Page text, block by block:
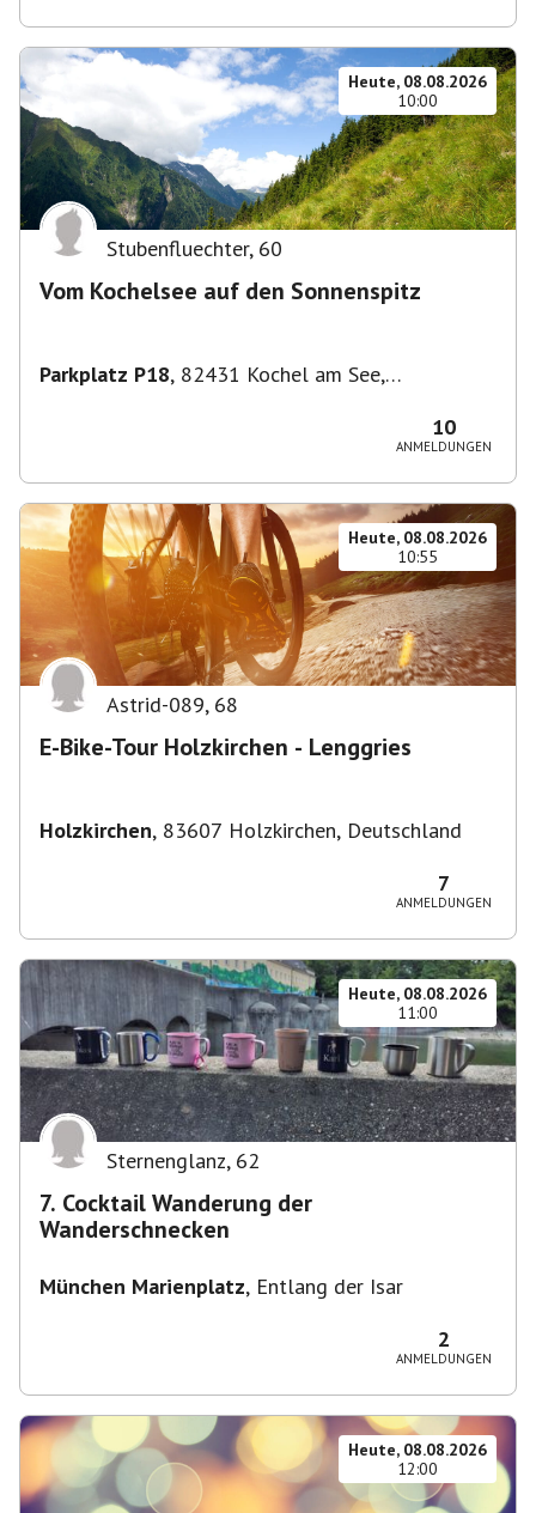
Heute, 08.08.2026
10:00
Stubenfluechter, 60
Vom Kochelsee auf den Sonnenspitz
Parkplatz P18, 82431 Kochel am See,
10
ANMELDUNGEN
Heute, 08.08.2026
10:55
Astrid-089, 68
E-Bike-Tour Holzkirchen - Lenggries
Holzkirchen, 83607 Holzkirchen, Deutschland
7
ANMELDUNGEN
Heute, 08.08.2026
11:00
Sternenglanz, 62
7. Cocktail Wanderung der
Wanderschnecken
München Marienplatz, Entlang der Isar
2
ANMELDUNGEN
Heute, 08.08.2026
12:00